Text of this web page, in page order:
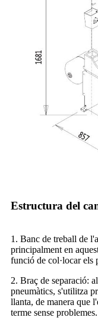
Estructura del
1. Banc de treball de
principalment en
funció de col·locar els
2. Braç de separació:
pneumàtics, s'utilitza
llanta, de manera que
terme sense problemes.